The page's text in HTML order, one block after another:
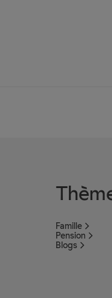
Famille
Pension
Blogs